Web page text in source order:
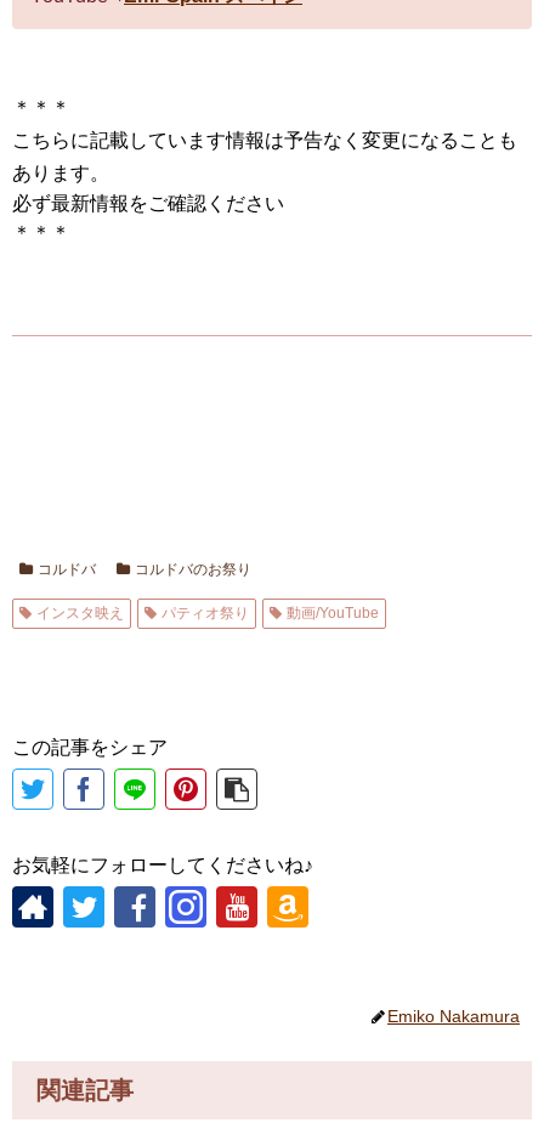
＊＊＊
こちらに記載しています情報は予告なく変更になることも
あります。
必ず最新情報をご確認ください
＊＊＊
コルドバ コルドバのお祭り
インスタ映え パティオ祭り 動画/YouTube
この記事をシェア
お気軽にフォローしてくださいね♪
Emiko Nakamura
関連記事